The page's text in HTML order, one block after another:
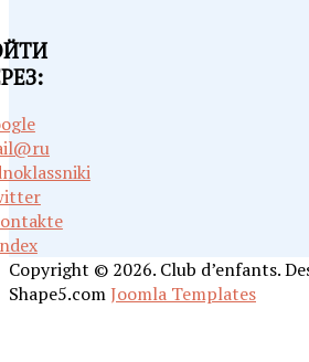
Copyright © 2026. Club d’enfants.
Shape5.comJoomla Templates